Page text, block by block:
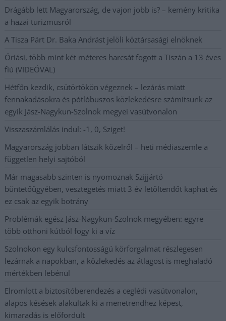
Drágább lett Magyarország, de vajon jobb is? – kemény kritika
a hazai turizmusról
A Tisza Párt Dr. Baka Andrást jelöli köztársasági elnöknek
Óriási, több mint két méteres harcsát fogott a Tiszán a 13 éves
fiú (VIDEÓVAL)
Hétfőn kezdik, csütörtökön végeznek – lezárás miatt
fennakadásokra és pótlóbuszos közlekedésre számítsunk az
egyik Jász-Nagykun-Szolnok megyei vasútvonalon
Visszaszámlálás indul: -1, 0, Sziget!
Magyarország jobban látszik közelről – heti médiaszemle a
független helyi sajtóból
Már magasabb szinten is nyomoznak Szijjártó
büntetőügyében, vesztegetés miatt 3 év letöltendőt kaphat és
ez csak az egyik botrány
Problémák egész Jász-Nagykun-Szolnok megyében: egyre
több otthoni kútból fogy ki a víz
Szolnokon egy kulcsfontosságú körforgalmat részlegesen
lezárnak a napokban, a közlekedés az átlagost is meghaladó
mértékben lebénul
Elromlott a biztosítóberendezés a ceglédi vasútvonalon,
alapos késések alakultak ki a menetrendhez képest,
kimaradás is előfordult